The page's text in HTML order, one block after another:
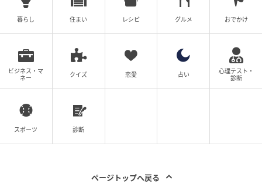
フリーナ おりもの用コットンシート 42枚入（簡易
パッケージ）：税込2,390円
暮らし 住まい レシピ グルメ おでかけ
ビジネス・マ
ネー
クイズ 恋愛 占い
心理テスト・
診断
スポーツ 診断
ページトップへ戻る